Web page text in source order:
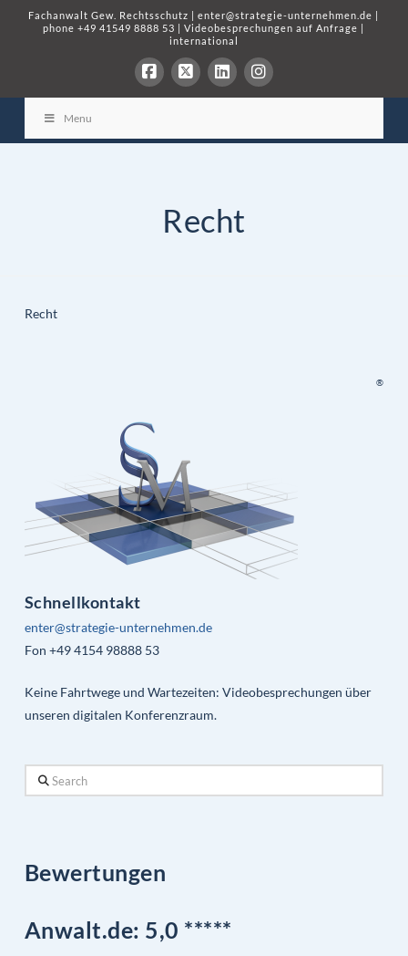
Fachanwalt Gew. Rechtsschutz |enter@strategie-unternehmen.de |
phone+49 41549 8888 53 |Videobesprechungen auf Anfrage |
international
Menu
Recht
Recht
®
Schnellkontakt
enter@strategie-unternehmen.de
Fon +49 4154 98888 53
Keine Fahrtwege und Wartezeiten: Videobesprechungen über
unseren digitalen Konferenzraum.
Search
Bewertungen
Anwalt.de: 5,0 *****